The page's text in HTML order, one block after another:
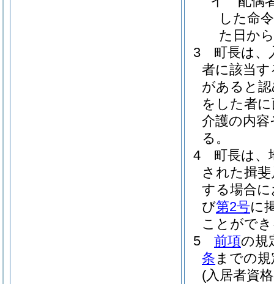
した命
た日か
3
町長は、
者に該当
があると
をした者
介護の内
る。
4
町長は、
された揖
する場合
び第2号に
ことがで
5
前項の規
条 までの
(入居者資